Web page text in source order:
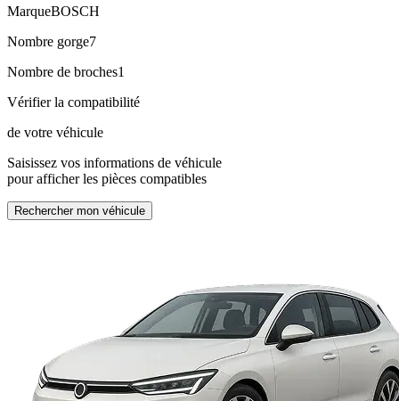
MarqueBOSCH
Nombre gorge7
Nombre de broches1
Vérifier la compatibilité
de votre véhicule
Saisissez vos informations de véhicule
pour afficher les pièces compatibles
Rechercher mon véhicule